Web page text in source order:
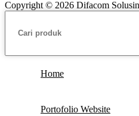
Copyright © 2026 Difacom
Home
Portofolio Website